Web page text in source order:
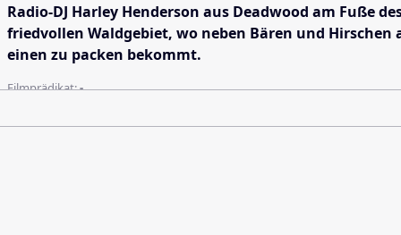
Radio-DJ Harley Henderson aus Deadwood am Fuße
friedvollen Waldgebiet, wo neben Bären und
einen zu packen bekommt.
Filmprädikat:-